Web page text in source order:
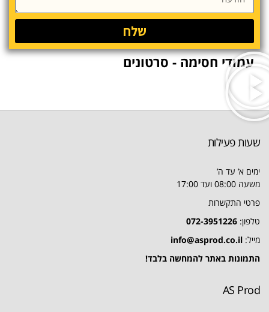
שלח
עמודי חסימה - סרטונים
שעות פעילות
ימים א’ עד ה’
משעה 08:00 ועד 17:00
פרטי התקשרות
טלפון: 072-3951226
מייל: info@asprod.co.il
התמונות באתר להמחשה בלבד!
AS Prod